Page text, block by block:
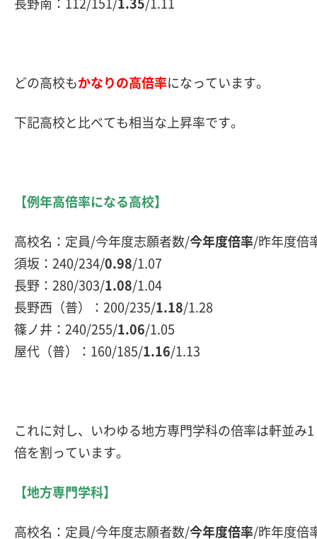
長野南：112/151/1.35/1.11
どの高校もかなりの高倍率になっています。
下記高校と比べても相当な上昇率です。
【例年高倍率になる高校】
高校名：定員/今年度志願者数/今年度倍率/昨年度倍
須坂：240/234/0.98/1.07
長野：280/303/1.08/1.04
長野西（普）：200/235/1.18/1.28
篠ノ井：240/255/1.06/1.05
屋代（普）：160/185/1.16/1.13
これに対し、いわゆる地方専門学科の倍率は軒並み1
倍を割っています。
【地方専門学科】
高校名：定員/今年度志願者数/今年度倍率/昨年度倍